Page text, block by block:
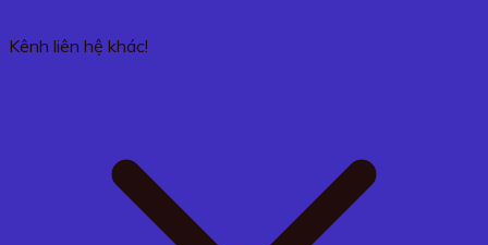
Kênh liên hệ khác!